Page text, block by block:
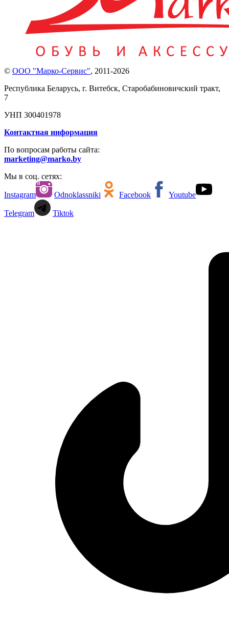
© ООО "Марко-Сервис", 2011-2026
Республика Беларусь, г. Витебск, Старобабиновичский тракт,
7
УНП 300401978
Контактная информация
По вопросам работы сайта:
marketing@marko.by
Мы в соц. сетях:
Instagram Odnoklassniki Facebook Youtube
Telegram Tiktok